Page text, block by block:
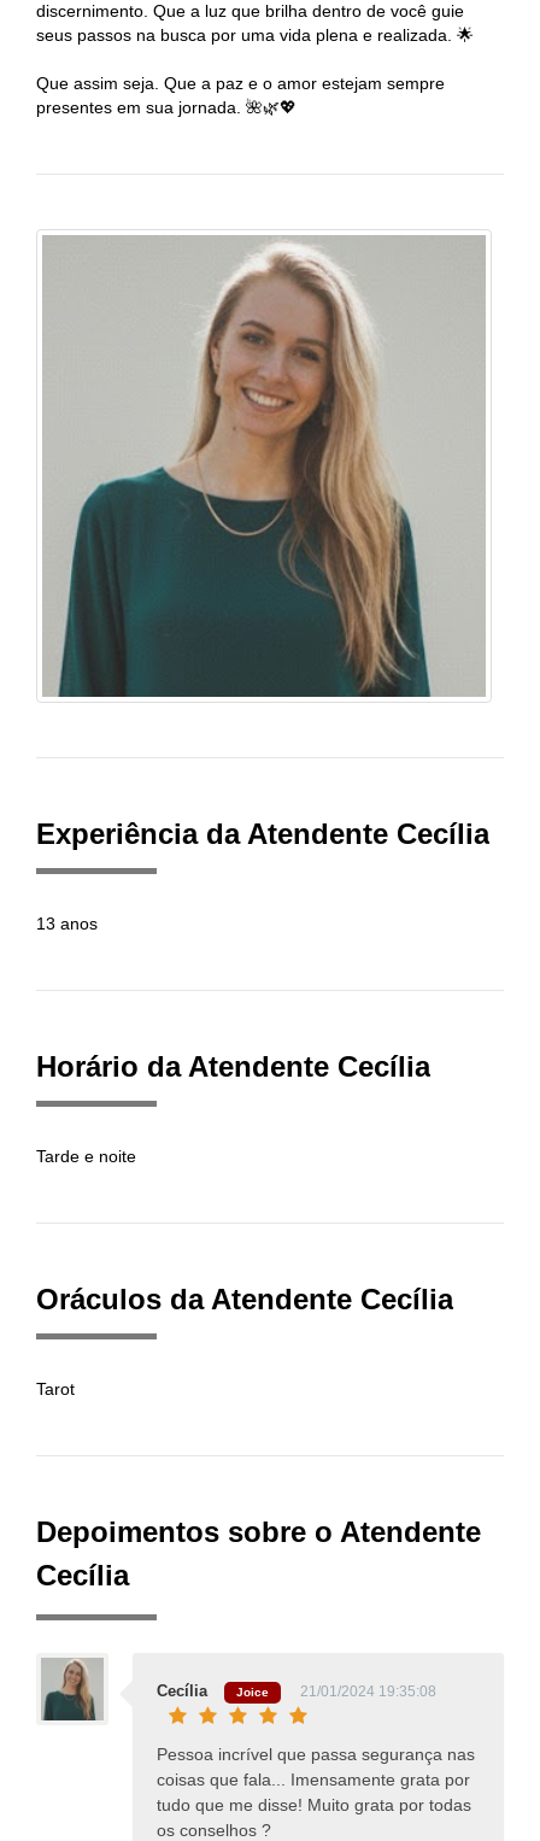
discernimento. Que a luz que brilha dentro de você guie
seus passos na busca por uma vida plena e realizada. 🌟
Que assim seja. Que a paz e o amor estejam sempre
presentes em sua jornada. 🌺🌿💖
Experiência da Atendente Cecília
13 anos
Horário da Atendente Cecília
Tarde e noite
Oráculos da Atendente Cecília
Tarot
Depoimentos sobre o Atendente
Cecília
Cecília Joice 21/01/2024 19:35:08
Pessoa incrível que passa segurança nas
coisas que fala... Imensamente grata por
tudo que me disse! Muito grata por todas
os conselhos ?